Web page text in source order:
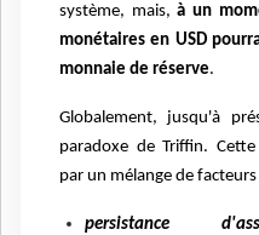
système, mais,à un
monétaires en USD
monnaie de réserve.
Globalement, jusqu'à
paradoxe de Triffin.
par un mélange de
persistance